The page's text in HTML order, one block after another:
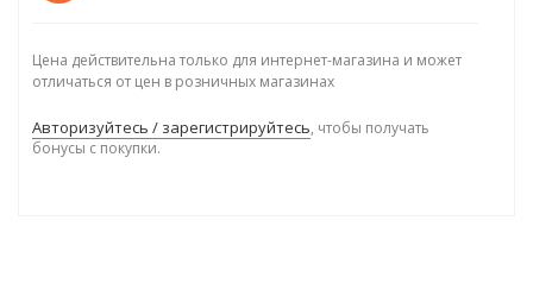
Цена действительна только для интернет-магазина и может
отличаться от цен в розничных магазинах
Авторизуйтесь / зарегистрируйтесь, чтобы получать
бонусы с покупки.